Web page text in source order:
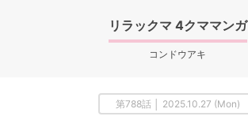
リラックマ 4クママンガ
コンドウアキ
第788話 │ 2025.10.27 (Mon)